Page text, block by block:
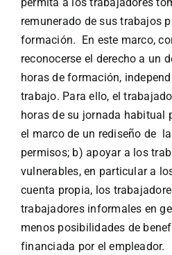
remunerado de sus trabajos
formación. En este marco,
reconocerse el derecho a un
horas de formación,
trabajo. Para ello, el
horas de su jornada habitual
el marco de un rediseño de
permisos; b) apoyar a los
vulnerables, en particular a
cuenta propia, los
trabajadores informales en
menos posibilidades de
financiada por el empleador.